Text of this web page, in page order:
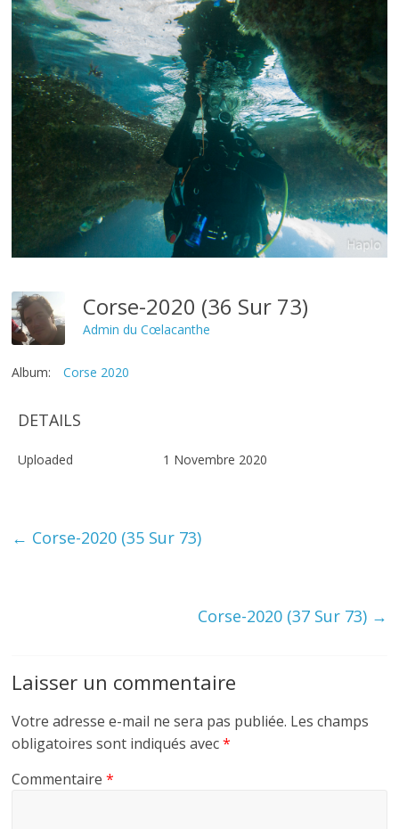
Corse-2020 (36 Sur 73)
Admin du Cœlacanthe
Album: Corse 2020
DETAILS
Uploaded 1 Novembre 2020
← Corse-2020 (35 Sur 73)
Corse-2020 (37 Sur 73) →
Laisser un commentaire
Votre adresse e-mail ne sera pas publiée. Les champs
obligatoires sont indiqués avec*
Commentaire*